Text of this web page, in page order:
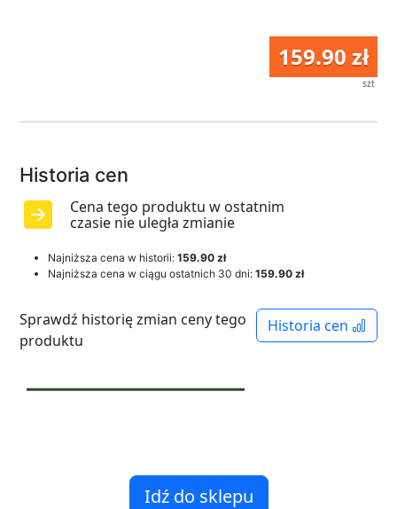
159.90 zł
szt
Historia cen
Cena tego produktu w ostatnim
czasie nie uległa zmianie
Najniższa cena w historii: 159.90 zł
Najniższa cena w ciągu ostatnich 30 dni: 159.90 zł
Historia cen
Sprawdź historię zmian ceny tego
produktu
Idź do sklepu